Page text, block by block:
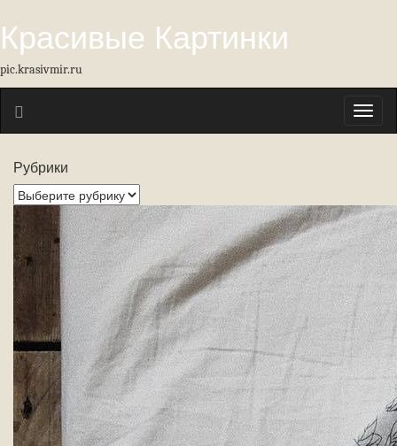
Красивые Картинки
pic.krasivmir.ru
Рубрики
Рубрики